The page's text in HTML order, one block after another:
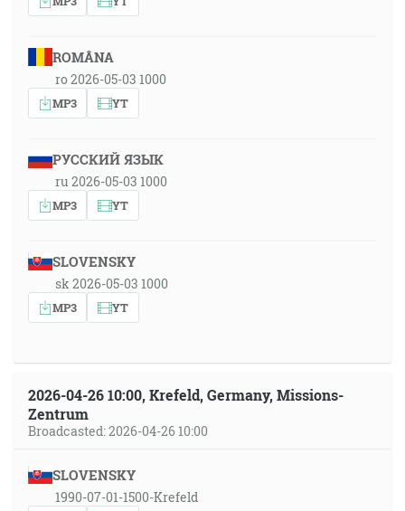
ROMÂNA
ro 2026-05-03 1000
MP3 YT
РУССКИЙ ЯЗЫК
ru 2026-05-03 1000
MP3 YT
SLOVENSKY
sk 2026-05-03 1000
MP3 YT
2026-04-26 10:00, Krefeld, Germany, Missions-
Zentrum
Broadcasted: 2026-04-26 10:00
SLOVENSKY
1990-07-01-1500-Krefeld